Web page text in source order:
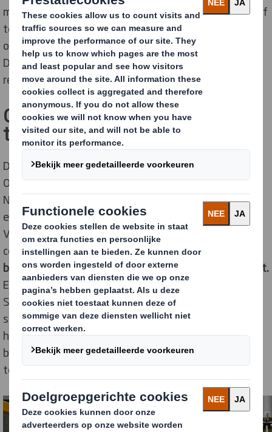
minder of zelfs helemaalniet meer onlinebij een bedrijf
te
bestellenna een productbeschadigd
ontvangen. In 2018 was dat nog een op de drie.
Daarnaast bestaat er een sterke voorkeur voor
recyclebare verpakkingen.
Online shopper steeds minder
tolerant bij schade
De rol van verpakkingen daarin steeds belangrijker.
Ongeveer 70% van de Vlamingen en 80% van de
Nederlanders geeft aan minimaal één keer per maand
een online bestelling te doen. Bijna de helft van alle
Vlamingen en meer dan de helft van alle Nederlandse
correspondenten ontvangtieder jaar wel een
beschadigde verpakking, productverpakking of product.
Een eerder onderzoek uit 2018 in opdracht van DS
Smith liet zien dat een derde van de consumenten het
shoppen bij een online winkel vermindert of zelfs
helemaal beëindigt na het ontvangen van een
beschadigd product. In 2021 is dat percentage sterk
toegenomen naar 58%.